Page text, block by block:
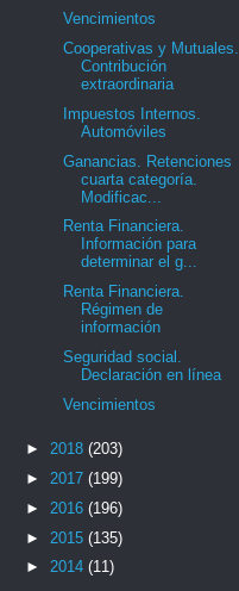
Vencimientos
Cooperativas y Mutuales.
Contribución
extraordinaria
Impuestos Internos.
Automóviles
Ganancias. Retenciones
cuarta categoría.
Modificac...
Renta Financiera.
Información para
determinar el g...
Renta Financiera.
Régimen de
información
Seguridad social.
Declaración en línea
Vencimientos
► 2018 (203)
► 2017 (199)
► 2016 (196)
► 2015 (135)
► 2014 (11)